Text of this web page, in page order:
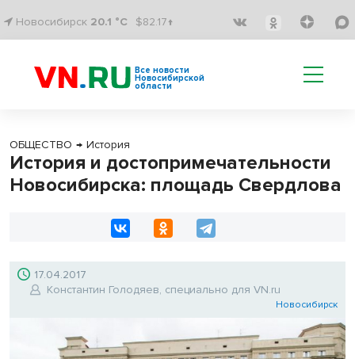
Новосибирск 20.1 °C $82.17↑
Все новости
Новосибирской
области
ОБЩЕСТВО → История
История и достопримечательности
Новосибирска: площадь Свердлова
17.04.2017
Константин Голодяев, специально для VN.ru
Новосибирск